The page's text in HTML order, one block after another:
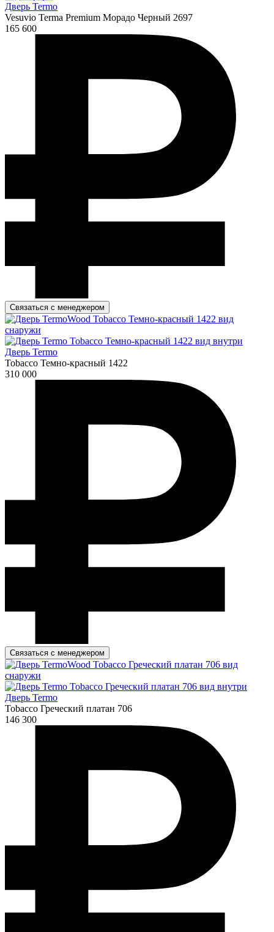
Дверь Termo
Vesuvio Terma Premium Морадо Черный 2697
165 600
Связаться с менеджером
Дверь Termo
Tobacco Темно-красный 1422
310 000
Связаться с менеджером
Дверь Termo
Tobacco Греческий платан 706
146 300